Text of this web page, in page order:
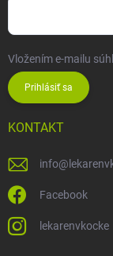
Vložením e-mailu
Prihlásiť sa
KONTAKT
info@
Facebook
lekarenvkocke